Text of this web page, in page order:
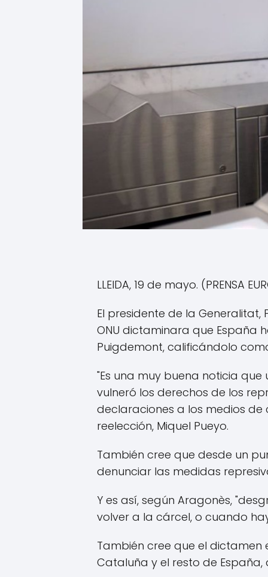
LLEIDA, 19 de mayo. (PRENSA
El presidente de la Generalitat,
ONU dictaminara que España
Puigdemont, calificándolo
"Es una muy buena noticia
vulneró los derechos de los
declaraciones a los medios de
reelección, Miquel Pueyo.
También cree que desde un
denunciar las medidas
Y es así, según Aragonès,
volver a la cárcel, o cuando
También cree que el
Cataluña y el resto de